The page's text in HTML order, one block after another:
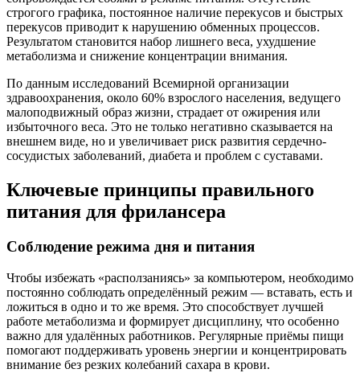
строгого графика, постоянное наличие перекусов и быстрых
перекусов приводит к нарушению обменных процессов.
Результатом становится набор лишнего веса, ухудшение
метаболизма и снижение концентрации внимания.
По данным исследований Всемирной организации
здравоохранения, около 60% взрослого населения, ведущего
малоподвижный образ жизни, страдает от ожирения или
избыточного веса. Это не только негативно сказывается на
внешнем виде, но и увеличивает риск развития сердечно-
сосудистых заболеваний, диабета и проблем с суставами.
Ключевые принципы правильного
питания для фрилансера
Соблюдение режима дня и питания
Чтобы избежать «расползаниясь» за компьютером, необходимо
постоянно соблюдать определённый режим — вставать, есть и
ложиться в одно и то же время. Это способствует лучшей
работе метаболизма и формирует дисциплину, что особенно
важно для удалённых работников. Регулярные приёмы пищи
помогают поддерживать уровень энергии и концентрировать
внимание без резких колебаний сахара в крови.